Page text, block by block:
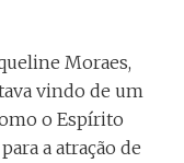
Moraes,
vindo de um
o Espírito
a atração de